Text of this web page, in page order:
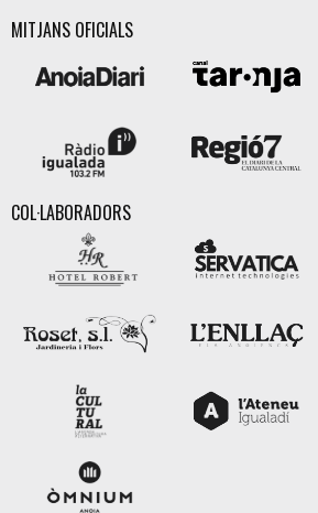
MITJANS OFICIALS
COL·LABORADORS